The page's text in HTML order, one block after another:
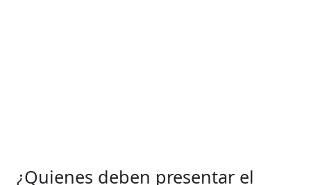
¿Quienes deben presentar el